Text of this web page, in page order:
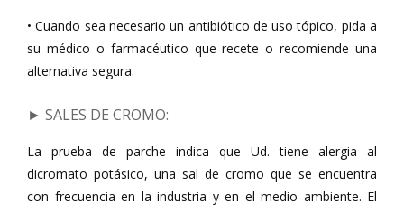
• Cuando sea necesario un antibiótico de uso tópico, pida a
su médico o farmacéutico que recete o recomiende una
alternativa segura.
► SALES DE CROMO:
La prueba de parche indica que Ud. tiene alergia al
dicromato potásico, una sal de cromo que se encuentra
con frecuencia en la industria y en el medio ambiente. El